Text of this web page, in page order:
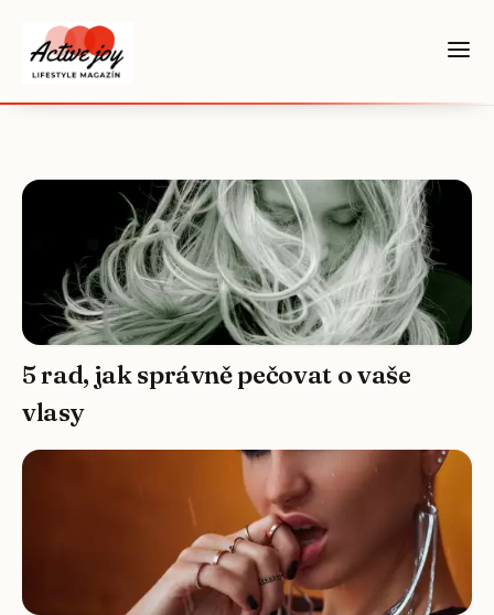
5 rad, jak správně pečovat o vaše
vlasy